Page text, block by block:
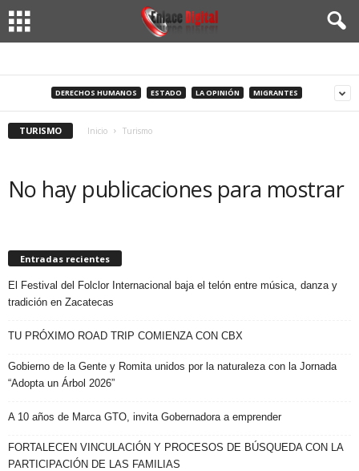
DERECHOS HUMANOS ESTADO LA OPINIÓN MIGRANTES
TURISMO Inicio Turismo
No hay publicaciones para mostrar
Entradas recientes
El Festival del Folclor Internacional baja el telón entre música, danza y
tradición en Zacatecas
TU PRÓXIMO ROAD TRIP COMIENZA CON CBX
Gobierno de la Gente y Romita unidos por la naturaleza con la Jornada
“Adopta un Árbol 2026”
A 10 años de Marca GTO, invita Gobernadora a emprender
FORTALECEN VINCULACIÓN Y PROCESOS DE BÚSQUEDA CON LA
PARTICIPACIÓN DE LAS FAMILIAS